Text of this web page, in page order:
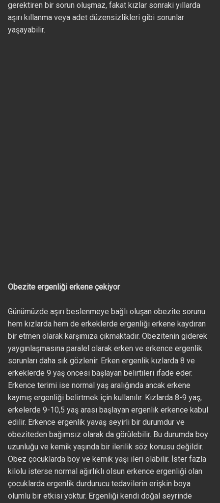
gerektiren bir sorun oluşmaz, fakat kızlar sonraki yıllarda
aşırı kıllanma veya adet düzensizlikleri gibi sorunlar
yaşayabilir.
Obezite ergenliği erkene çekiyor
Günümüzde aşırı beslenmeye bağlı oluşan obezite sorunu
hem kızlarda hem de erkeklerde ergenliği erkene kaydıran
bir etmen olarak karşımıza çıkmaktadır. Obezitenin giderek
yaygınlaşmasına paralel olarak erken ve erkence ergenlik
sorunları daha sık gözlenir. Erken ergenlik kızlarda 8 ve
erkeklerde 9 yaş öncesi başlayan belirtileri ifade eder.
Erkence terimi ise normal yaş aralığında ancak erkene
kaymış ergenliği belirtmek için kullanılır. Kızlarda 8-9 yaş,
erkelerde 9-10,5 yaş arası başlayan ergenlik erkence kabul
edilir. Erkence ergenlik yavaş seyirli bir durumdur ve
obeziteden bağımsız olarak da görülebilir. Bu durumda boy
uzunluğu ve kemik yaşında bir ilerilik söz konusu değildir.
Obez çocuklarda boy ve kemik yaşı ileri olabilir. İster fazla
kilolu isterse normal ağırlıklı olsun erkence ergenliği olan
çocuklarda ergenlik durdurucu tedavilerin erişkin boya
olumlu bir etkisi yoktur. Ergenliği kendi doğal seyrinde